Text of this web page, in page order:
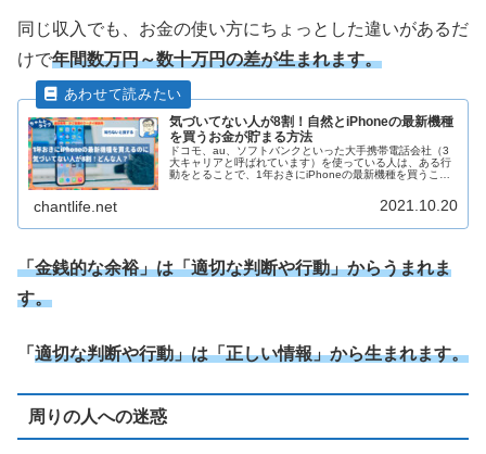
同じ収入でも、お金の使い方にちょっとした違いがあるだ
けで年間数万円～数十万円の差が生まれます。
気づいてない人が8割！自然とiPhoneの最新機種
を買うお金が貯まる方法
ドコモ、au、ソフトバンクといった大手携帯電話会社（3
大キャリアと呼ばれています）を使っている人は、ある行
動をとることで、1年おきにiPhoneの最新機種を買うこと
っていますが、今では毎年でも最新機種を買えるほど手元
にお金を残すことができるようになりました。
chantlife.net 2021.10.20
「金銭的な余裕」は「適切な判断や行動」からうまれま
す。
「 適切な判断や行動」は「正しい情報」から生まれます。
周りの人への迷惑